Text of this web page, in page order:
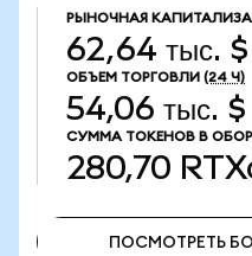
РЫНОЧНАЯ
62,64 тыс. $
ОБЪЕМ ТОРГОВЛИ (24 Ч)
54,06 тыс. $
СУММА ТОКЕНОВ В
280,70
ПОСМОТРЕТЬ